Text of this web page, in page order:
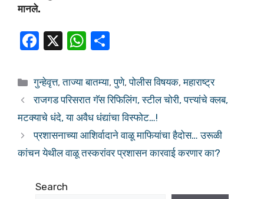
मानले.
F
c
e
b
o
o
X
W
at
s
A
p
p
ar
e
गुन्हेवृत्त,ताज्या बातम्या,पुणे,पोलीस विषयक,महाराष्ट्र
राजगड परिसरात गॅस रिफिलिंग, स्टील चोरी, पत्त्यांचे क्लब,
मटक्याचे धंदे, या अवैध धंद्यांचा विस्फोट…!
प्रशासनाच्या आशिर्वादाने वाळू माफियांचा हैदोस… उरूळी
कांचन येथील वाळू तस्करांवर प्रशासन कारवाई करणार का?
Search